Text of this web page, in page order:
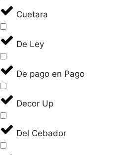
Cuetara
De Ley
De pago en Pago
Decor Up
Del Cebador